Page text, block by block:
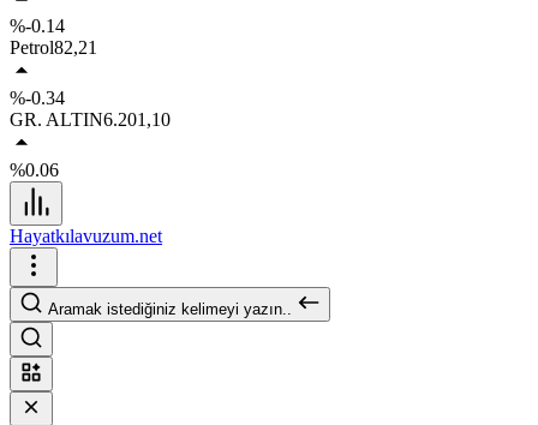
%-0.14
Petrol82,21
%-0.34
GR. ALTIN6.201,10
%0.06
Hayatkılavuzum.net
Aramak istediğiniz kelimeyi yazın..